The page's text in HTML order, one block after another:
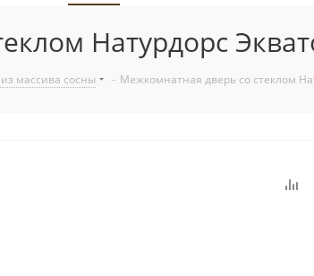
Натурдорс
массива сосны - Межкомнатная дверь со стеклом